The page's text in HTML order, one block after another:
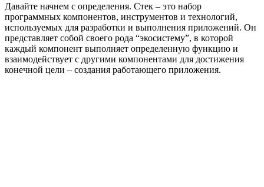
Давайте начнем с определения. Стек – это набор
программных компонентов, инструментов и технологий,
используемых для разработки и выполнения приложений. Он
представляет собой своего рода “экосистему”, в которой
каждый компонент выполняет определенную функцию и
взаимодействует с другими компонентами для достижения
конечной цели – создания работающего приложения.